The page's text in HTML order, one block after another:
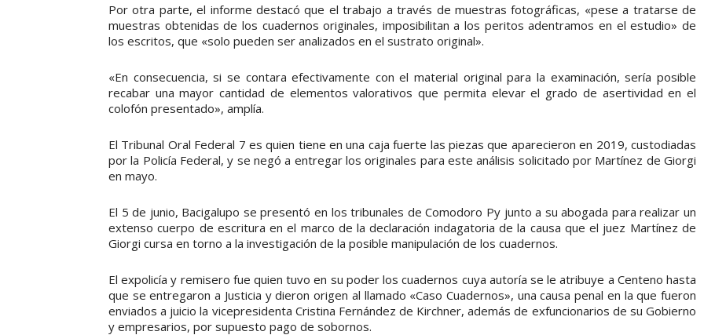
Por otra parte, el informe destacó que el trabajo a través de muestras fotográficas, «pese a tratarse de
muestras obtenidas de los cuadernos originales, imposibilitan a los peritos adentramos en el estudio» de
los escritos, que «solo pueden ser analizados en el sustrato original».
«En consecuencia, si se contara efectivamente con el material original para la examinación, sería posible
recabar una mayor cantidad de elementos valorativos que permita elevar el grado de asertividad en el
colofón presentado», amplía.
El Tribunal Oral Federal 7 es quien tiene en una caja fuerte las piezas que aparecieron en 2019, custodiadas
por la Policía Federal, y se negó a entregar los originales para este análisis solicitado por Martínez de Giorgi
en mayo.
El 5 de junio, Bacigalupo se presentó en los tribunales de Comodoro Py junto a su abogada para realizar un
extenso cuerpo de escritura en el marco de la declaración indagatoria de la causa que el juez Martínez de
Giorgi cursa en torno a la investigación de la posible manipulación de los cuadernos.
El expolicía y remisero fue quien tuvo en su poder los cuadernos cuya autoría se le atribuye a Centeno hasta
que se entregaron a Justicia y dieron origen al llamado «Caso Cuadernos», una causa penal en la que fueron
enviados a juicio la vicepresidenta Cristina Fernández de Kirchner, además de exfuncionarios de su Gobierno
y empresarios, por supuesto pago de sobornos.